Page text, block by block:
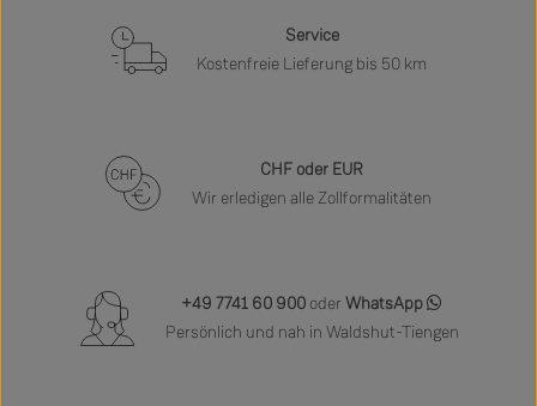
Service
Kostenfreie Lieferung bis 50 km
CHF oder EUR
Wir erledigen alle Zollformalitäten
+49 7741 60 900 oder WhatsApp
Persönlich und nah in Waldshut-Tiengen